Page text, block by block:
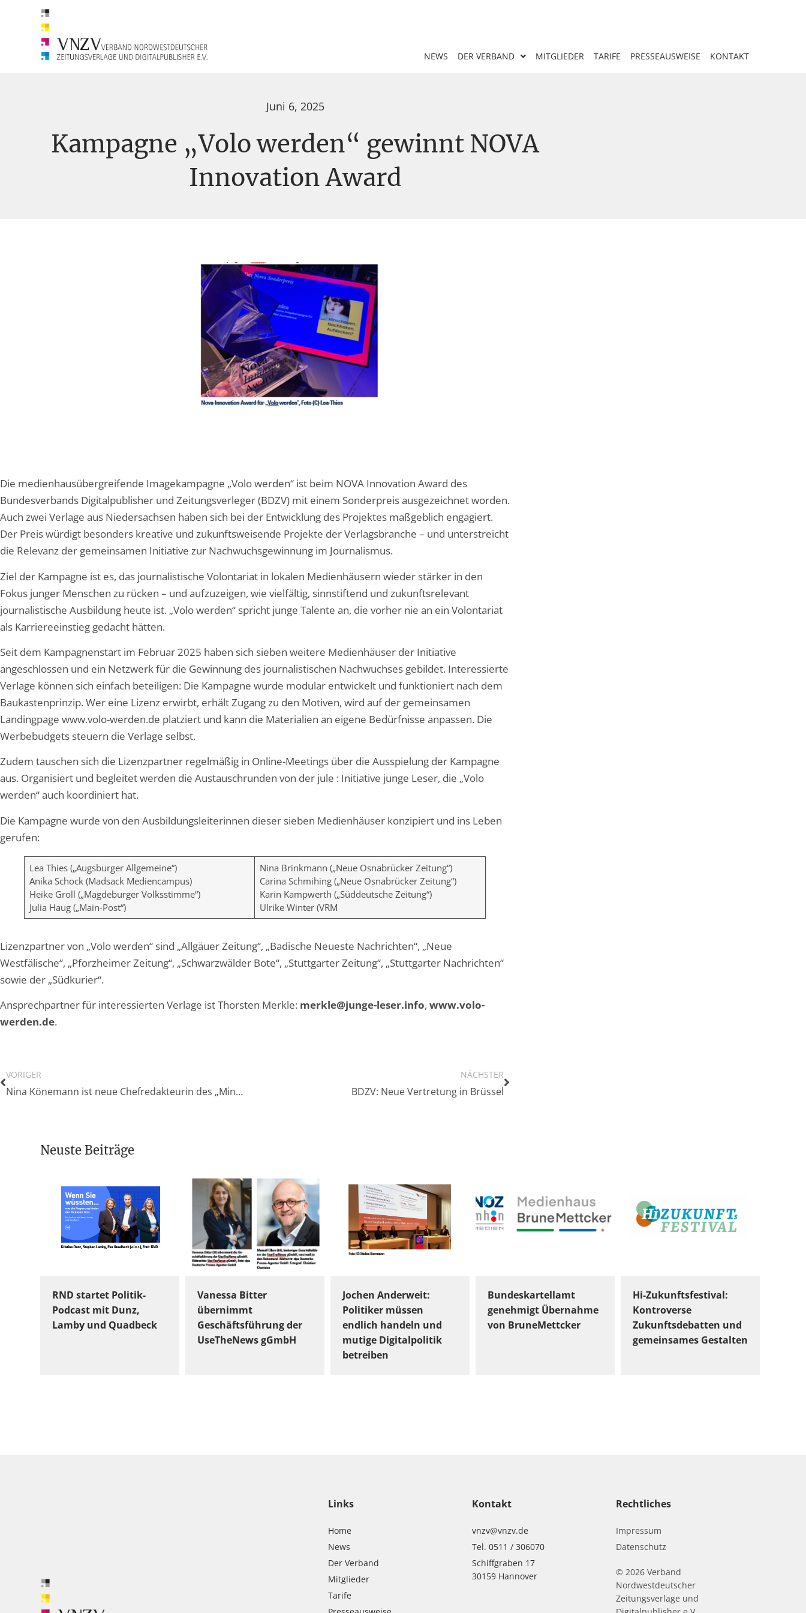
NEWS DER VERBAND MITGLIEDER TARIFE PRESSEAUSWEISE KONTAKT
Juni 6, 2025
Kampagne „Volo werden“ gewinnt NOVA
Innovation Award
Die medienhausübergreifende Imagekampagne „Volo werden“ ist beim NOVA Innovation Award des
Bundesverbands Digitalpublisher und Zeitungsverleger (BDZV) mit einem Sonderpreis ausgezeichnet worden.
Auch zwei Verlage aus Niedersachsen haben sich bei der Entwicklung des Projektes maßgeblich engagiert.
Der Preis würdigt besonders kreative und zukunftsweisende Projekte der Verlagsbranche – und unterstreicht
die Relevanz der gemeinsamen Initiative zur Nachwuchsgewinnung im Journalismus.
Ziel der Kampagne ist es, das journalistische Volontariat in lokalen Medienhäusern wieder stärker in den
Fokus junger Menschen zu rücken – und aufzuzeigen, wie vielfältig, sinnstiftend und zukunftsrelevant
journalistische Ausbildung heute ist. „Volo werden“ spricht junge Talente an, die vorher nie an ein Volontariat
als Karriereeinstieg gedacht hätten.
Seit dem Kampagnenstart im Februar 2025 haben sich sieben weitere Medienhäuser der Initiative
angeschlossen und ein Netzwerk für die Gewinnung des journalistischen Nachwuchses gebildet. Interessierte
Verlage können sich einfach beteiligen: Die Kampagne wurde modular entwickelt und funktioniert nach dem
Baukastenprinzip. Wer eine Lizenz erwirbt, erhält Zugang zu den Motiven, wird auf der gemeinsamen
Landingpage www.volo-werden.de platziert und kann die Materialien an eigene Bedürfnisse anpassen. Die
Werbebudgets steuern die Verlage selbst.
Zudem tauschen sich die Lizenzpartner regelmäßig in Online-Meetings über die Ausspielung der Kampagne
aus. Organisiert und begleitet werden die Austauschrunden von der jule : Initiative junge Leser, die „Volo
werden“ auch koordiniert hat.
Die Kampagne wurde von den Ausbildungsleiterinnen dieser sieben Medienhäuser konzipiert und ins Leben
gerufen:
Lea Thies („Augsburger Allgemeine“)
Anika Schock (Madsack Mediencampus)
Heike Groll („Magdeburger Volksstimme“)
Julia Haug („Main-Post“)
Nina Brinkmann („Neue Osnabrücker Zeitung“)
Carina Schmihing („Neue Osnabrücker Zeitung“)
Karin Kampwerth („Süddeutsche Zeitung“)
Ulrike Winter (VRM
Lizenzpartner von „Volo werden“ sind „Allgäuer Zeitung“, „Badische Neueste Nachrichten“, „Neue
Westfälische“, „Pforzheimer Zeitung“, „Schwarzwälder Bote“, „Stuttgarter Zeitung“, „Stuttgarter Nachrichten“
sowie der „Südkurier“.
Ansprechpartner für interessierten Verlage ist Thorsten Merkle: merkle@junge-leser.info, www.volo-
werden.de.
VORIGER
Nina Könemann ist neue Chefredakteurin des „Mindener Tageblatt“
NÄCHSTER
BDZV: Neue Vertretung in Brüssel
Neuste Beiträge
RND startet Politik-
Podcast mit Dunz,
Lamby und Quadbeck
Vanessa Bitter
übernimmt
Geschäftsführung der
UseTheNews gGmbH
Jochen Anderweit:
Politiker müssen
endlich handeln und
mutige Digitalpolitik
betreiben
Bundeskartellamt
genehmigt Übernahme
von BruneMettcker
Hi-Zukunftsfestival:
Kontroverse
Zukunftsdebatten und
gemeinsames Gestalten
Links
Home
News
Der Verband
Mitglieder
Tarife
Kontakt
vnzv@vnzv.de
Tel. 0511 / 306070
Schiffgraben 17
30159 Hannover
Rechtliches
Impressum
Datenschutz
© 2026 Verband
Nordwestdeutscher
Zeitungsverlage und